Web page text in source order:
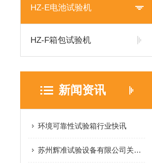
HZ-E电池试验机
HZ-F箱包试验机
新闻资讯
环境可靠性试验箱行业快讯
苏州辉准试验设备有限公司关于2026年春节放假通知！